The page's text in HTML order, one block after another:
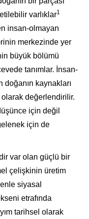
varlıklar1
insan-olmayan
merkezinde yer
büyük bölümü
tanımlar. İnsan-
kaynakları
değerlendirilir.
için değil
için de
var olan güçlü bir
çelişkinin üretim
siyasal
etrafında
tarihsel olarak